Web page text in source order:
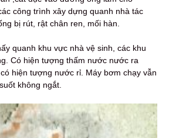
công trình xây dựng quanh nhà tác
bị rút, rật chân ren, mối hàn.
quanh khu vực nhà vệ sinh, các khu
Có hiện tượng thấm nước nước ra
hiện tượng nước rỉ. Máy bơm chạy vẫn
không ngắt.